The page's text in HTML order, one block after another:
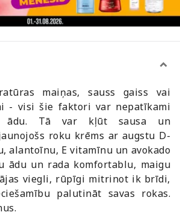
maiņas, sauss gaiss vai
- visi šie faktori var nepatīkami
ādu. Tā var kļūt sausa un
roku krēms ar augstu D-
alantoīnu, E vitamīnu un avokado
ādu un rada komfortablu, maigu
viegli, rūpīgi mitrinot ik brīdi,
palutināt savas rokas.